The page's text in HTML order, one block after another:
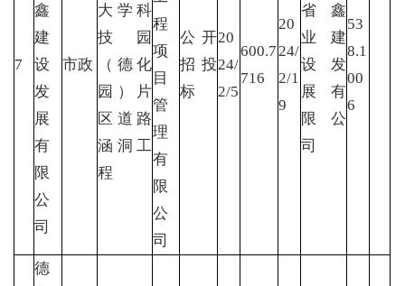
7
鑫
建
设
发
展
有
限
公
司
市政
大学科
技园
（德化
园）片
区道路
涵洞工
程
程
项
目
管
理
有
限
公
司
公开
招投
标
20
24/
2/5
600.7
716
20
24/
2/1
9
省鑫
业建
设发
展有
限公
司
53
8.1
00
6
德